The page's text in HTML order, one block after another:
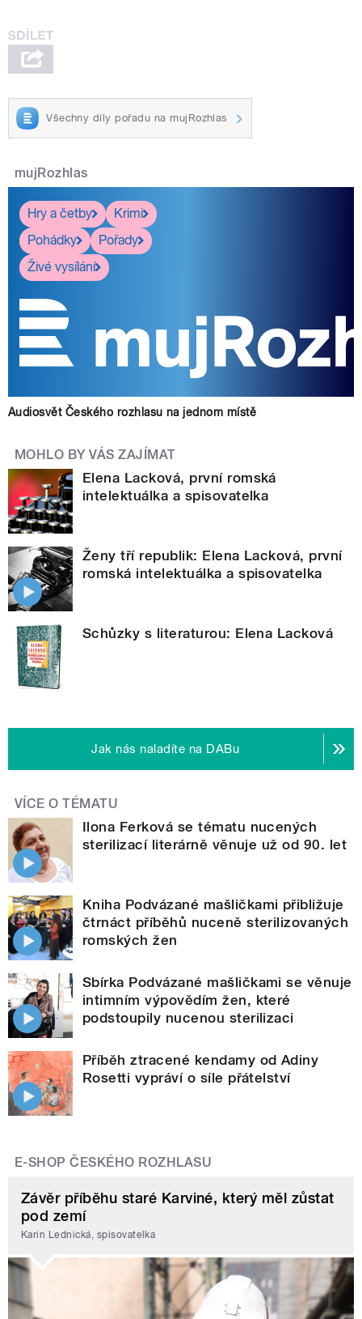
Všechny díly pořadu na mujRozhlas
mujRozhlas
Hry a četby
Krimi
Pohádky
Pořady
Živé vysílání
Audiosvět Českého rozhlasu na jednom místě
MOHLO BY VÁS ZAJÍMAT
Elena Lacková, první romská
intelektuálka a spisovatelka
Ženy tří republik: Elena Lacková, první
romská intelektuálka a spisovatelka
Schůzky s literaturou: Elena Lacková
Jak nás naladíte na DABu
VÍCE O TÉMATU
Ilona Ferková se tématu nucených
sterilizací literárně věnuje už od 90. let
Kniha Podvázané mašličkami přibližuje
čtrnáct příběhů nuceně sterilizovaných
romských žen
Sbírka Podvázané mašličkami se věnuje
intimním výpovědím žen, které
podstoupily nucenou sterilizaci
Příběh ztracené kendamy od Adiny
Rosetti vypráví o síle přátelství
E-SHOP ČESKÉHO ROZHLASU
Závěr příběhu staré Karviné, který měl zůstat
pod zemí
Karin Lednická, spisovatelka